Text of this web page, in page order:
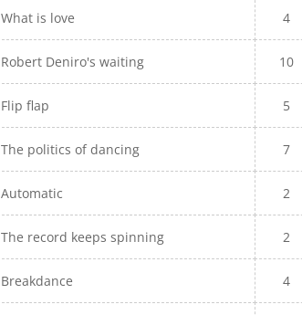
What is love 4
Robert Deniro's waiting 10
Flip flap 5
The politics of dancing 7
Automatic 2
The record keeps spinning 2
Breakdance 4